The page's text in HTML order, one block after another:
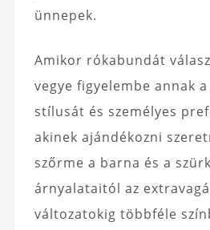
ünnepek.
Amikor rókabundát
vegye figyelembe annak
stílusát és személyes
akinek ajándékozni
szőrme a barna és a
árnyalataitól az
változatokig többféle